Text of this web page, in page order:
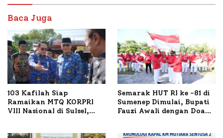
Baca Juga
103 Kafilah Siap
Ramaikan MTQ KORPRI
VIII Nasional di Sulsel,
Semarak HUT RI ke -81 di
Sumenep Dimulai, Bupati
Fauzi Awali dengan Doa